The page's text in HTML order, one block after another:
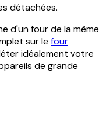
détachées.
d'un four de la même
sur le four
idéalement votre
de grande